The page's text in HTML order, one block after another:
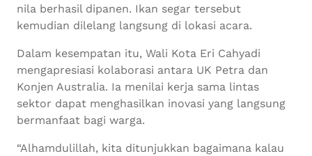
nila berhasil dipanen. Ikan segar tersebut
kemudian dilelang langsung di lokasi acara.
Dalam kesempatan itu, Wali Kota Eri Cahyadi
mengapresiasi kolaborasi antara UK Petra dan
Konjen Australia. Ia menilai kerja sama lintas
sektor dapat menghasilkan inovasi yang langsung
bermanfaat bagi warga.
“Alhamdulillah, kita ditunjukkan bagaimana kalau